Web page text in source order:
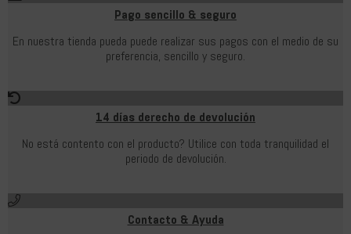
Pago sencillo & seguro
En nuestra tienda pueda puede realizar sus pagos con el medio de su
preferencia, sencillo y seguro.
14 días derecho de devolución
No está contento con el producto? Utilice con toda tranquilidad el
periodo de devolución.
Contacto & Ayuda